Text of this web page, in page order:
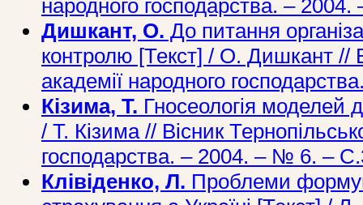
народного господарства. –
Дишкант, О. До питання
контролю [Текст] / О. Дишкант //
академії народного
Кізима, Т. Гносеологія моделей
/ Т. Кізима // Вісник
господарства. – 2004. – № 6. –
Клівіденко, Л. Проблеми